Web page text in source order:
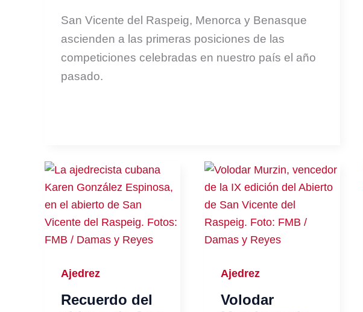
San Vicente del Raspeig, Menorca y Benasque
ascienden a las primeras posiciones de las
competiciones celebradas en nuestro país el año
pasado.
Ajedrez
Recuerdo del
Ajedrez
Volodar